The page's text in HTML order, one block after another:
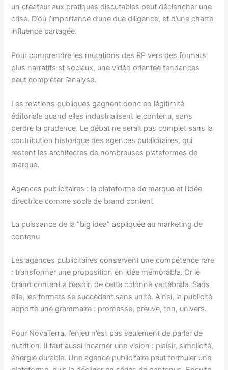
un créateur aux pratiques discutables peut déclencher une
crise. D’où l’importance d’une due diligence, et d’une charte
influence partagée.
Pour comprendre les mutations des RP vers des formats
plus narratifs et sociaux, une vidéo orientée tendances
peut compléter l’analyse.
Les relations publiques gagnent donc en légitimité
éditoriale quand elles industrialisent le contenu, sans
perdre la prudence. Le débat ne serait pas complet sans la
contribution historique des agences publicitaires, qui
restent les architectes de nombreuses plateformes de
marque.
Agences publicitaires : la plateforme de marque et l’idée
directrice comme socle de brand content
La puissance de la “big idea” appliquée au marketing de
contenu
Les agences publicitaires conservent une compétence rare
: transformer une proposition en idée mémorable. Or le
brand content a besoin de cette colonne vertébrale. Sans
elle, les formats se succèdent sans unité. Ainsi, la publicité
apporte une grammaire : promesse, preuve, ton, univers.
Pour NovaTerra, l’enjeu n’est pas seulement de parler de
nutrition. Il faut aussi incarner une vision : plaisir, simplicité,
énergie durable. Une agence publicitaire peut formuler une